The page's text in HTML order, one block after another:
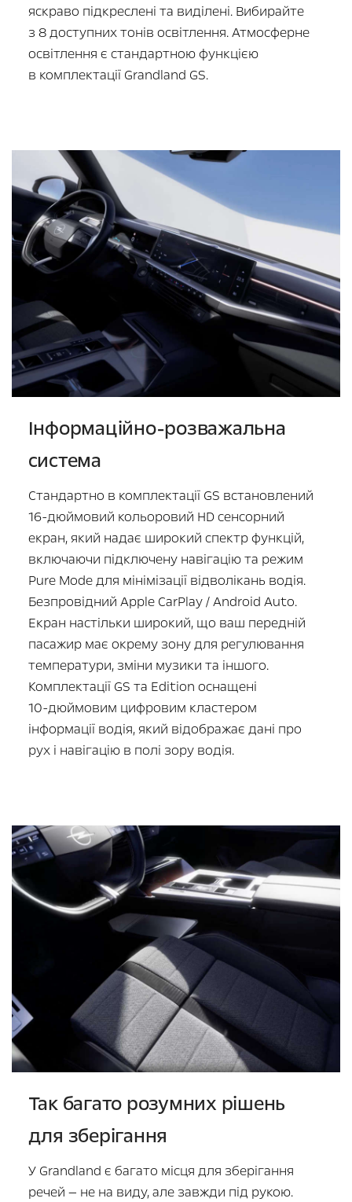
яскраво підкреслені та виділені. Вибирайте
з 8 доступних тонів освітлення. Атмосферне
освітлення є стандартною функцією
в комплектації Grandland GS.
Інформаційно-розважальна
система
Стандартно в комплектації GS встановлений
16-дюймовий кольоровий HD сенсорний
екран, який надає широкий спектр функцій,
включаючи підключену навігацію та режим
Pure Mode для мінімізації відволікань водія.
Безпровідний Apple CarPlay / Android Auto.
Екран настільки широкий, що ваш передній
пасажир має окрему зону для регулювання
температури, зміни музики та іншого.
Комплектації GS та Edition оснащені
10-дюймовим цифровим кластером
інформації водія, який відображає дані про
рух і навігацію в полі зору водія.
Так багато розумних рішень
для зберігання
У Grandland є багато місця для зберігання
речей — не на виду, але завжди під рукою.